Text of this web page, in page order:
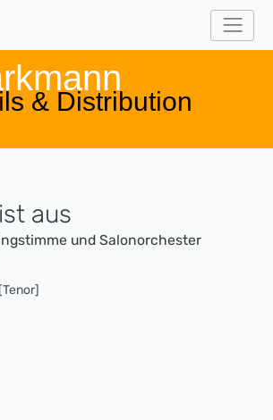
& Distribution
aus
und Salonorchester